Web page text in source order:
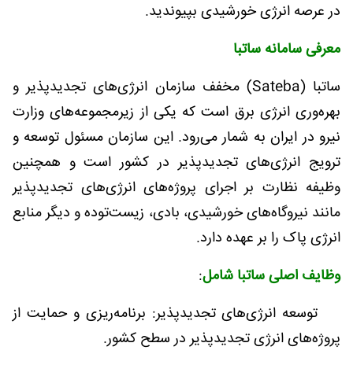
در عرصه انرژی خورشیدی بپیوندید.
معرفی سامانه ساتبا
ساتبا (Sateba)مخفف سازمان انرژی‌های تجدیدپذیر و
بهره‌وری انرژی برق است که یکی از زیرمجموعه‌های وزارت
نیرو در ایران به شمار می‌رود. این سازمان مسئول توسعه و
ترویج انرژی‌های تجدیدپذیر در کشور است و همچنین
وظیفه نظارت بر اجرای پروژه‌های انرژی‌های تجدیدپذیر
مانند نیروگاه‌های خورشیدی، بادی، زیست‌توده و دیگر منابع
انرژی پاک را بر عهده دارد.
وظایف اصلی ساتبا شامل:
توسعه انرژی‌های تجدیدپذیر: برنامه‌ریزی و حمایت از
پروژه‌های انرژی تجدیدپذیر در سطح کشور.